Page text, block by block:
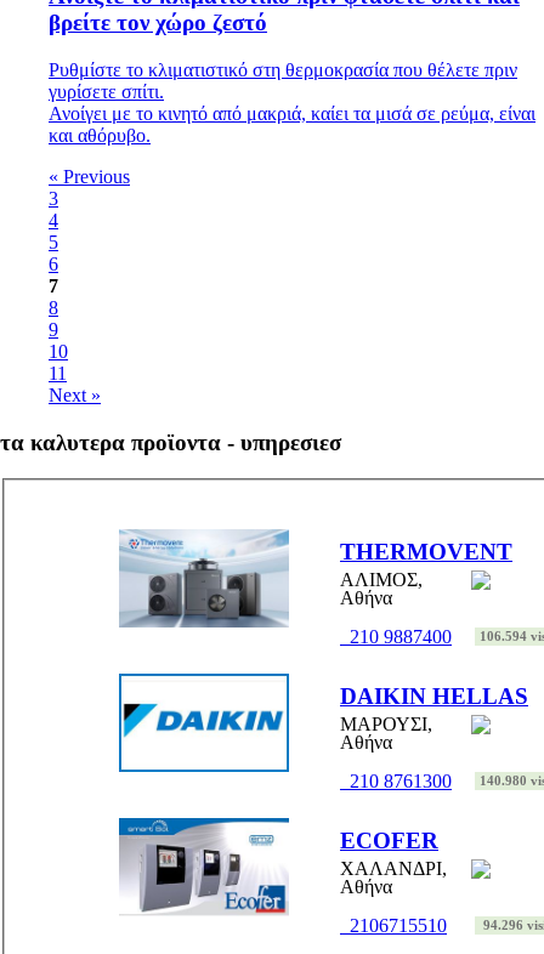
βρείτε τον χώρο ζεστό
Ρυθμίστε το κλιματιστικό στη θερμοκρασία που θέλετε πριν
γυρίσετε σπίτι.
Ανοίγει με το κινητό από μακριά, καίει τα μισά σε ρεύμα, είναι
και αθόρυβο.
« Previous
3
4
5
6
7
8
9
10
11
Next »
τα καλυτερα προϊοντα - υπηρεσιεσ
THERMOVENT
ΑΛΙΜΟΣ,
Αθήνα
210 9887400
106.594
DAIKIN HELLAS
ΜΑΡΟΥΣΙ,
Αθήνα
210 8761300
140.980
ECOFER
ΧΑΛΑΝΔΡΙ,
Αθήνα
2106715510
94.296